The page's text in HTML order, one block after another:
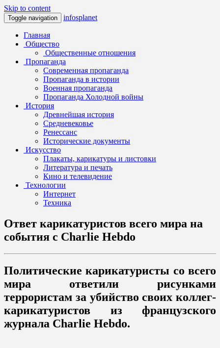
Skip to content
Toggle navigation infosplanet
Главная
Общество
Общественные отношения
Пропаганда
Современная пропаганда
Пропаганда в истории
Военная пропаганда
Пропаганда Холодной войны
История
Древнейшая история
Средневековье
Ренессанс
Исторические документы
Искусство
Плакаты, карикатуры и листовки
Литература и печать
Кино и телевидение
Технологии
Интернет
Техника
Ответ карикатуристов всего мира на
события с Charlie Hebdo
Политические карикатуристы со всего
мира ответили рисунками
террористам за убийство своих коллег-
карикатуристов ​из французского
журнала Charlie Hebdo.